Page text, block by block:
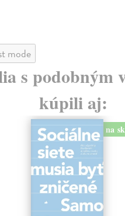
mode
s podobným
kúpili aj:
na